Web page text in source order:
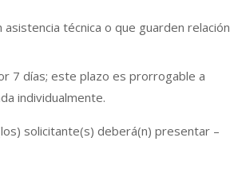
técnica o que guarden relación
7 días; este plazo es prorrogable a
individualmente.
solicitante(s) deberá(n) presentar –